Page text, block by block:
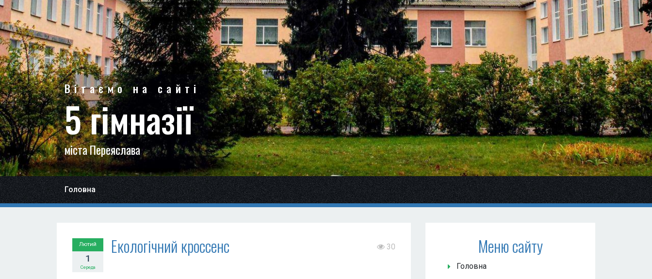
Вітаємо на сайті
5 гімназії
міста Переяслава
Головна
Лютий
1
Середа
Екологічний кроссенс 30 Меню сайту
Головна